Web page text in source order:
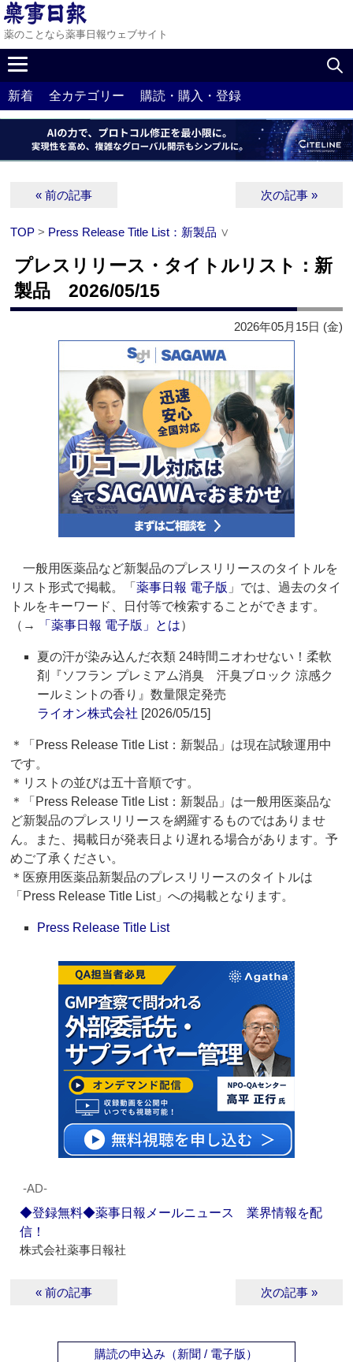
薬のことなら薬事日報ウェブサイト
新着 全カテゴリー 購読・購入・登録
« 前の記事 次の記事 »
TOP > Press Release Title List：新製品 ∨
プレスリリース・タイトルリスト：新
製品 2026/05/15
2026年05月15日 (金)
一般用医薬品など新製品のプレスリリースのタイトルを
リスト形式で掲載。「薬事日報 電子版 」では、過去のタイ
トルをキーワード、日付等で検索することができます。
（→
「薬事日報 電子版」とは）
夏の汗が染み込んだ衣類 24時間ニオわせない！柔軟
剤『ソフラン プレミアム消臭 汗臭ブロック 涼感ク
ールミントの香り』数量限定発売
ライオン株式会社 [2026/05/15]
＊「Press Release Title List：新製品」は現在試験運用中
です。
＊リストの並びは五十音順です。
＊「Press Release Title List：新製品」は一般用医薬品な
ど新製品のプレスリリースを網羅するものではありませ
ん。また、掲載日が発表日より遅れる場合があります。予
めご了承ください。
＊医療用医薬品新製品のプレスリリースのタイトルは
「Press Release Title List」への掲載となります。
Press Release Title List
‐AD‐
◆登録無料◆薬事日報メールニュース 業界情報を配
信！
株式会社薬事日報社
« 前の記事 次の記事 »
購読の申込み（新聞 / 電子版）